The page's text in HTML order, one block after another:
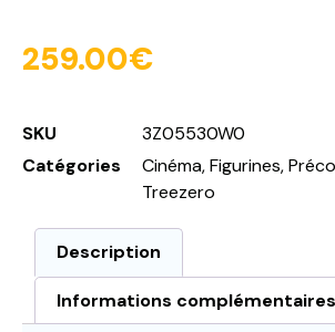
259.00€
SKU
3Z05530W0
Catégories
Cinéma,Figurines,
Treezero
Description
Informations complémentaires